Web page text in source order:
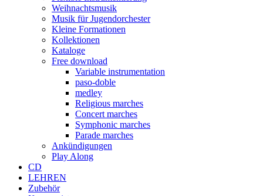
Weihnachtsmusik
Musik für Jugendorchester
Kleine Formationen
Kollektionen
Kataloge
Free download
Variable instrumentation
paso-doble
medley
Religious marches
Concert marches
Symphonic marches
Parade marches
Ankündigungen
Play Along
CD
LEHREN
Zubehör